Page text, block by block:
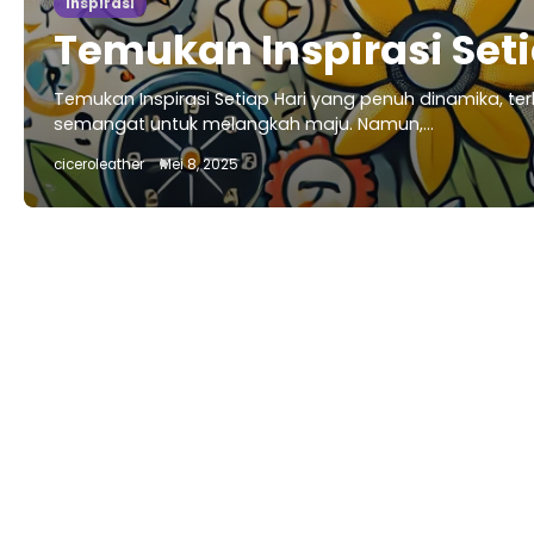
Temukan Inspirasi
Temukan Inspirasi Setiap Hari yang penuh dinamika,
semangat untuk melangkah maju. Namun,…
ciceroleather Mei 8, 2025